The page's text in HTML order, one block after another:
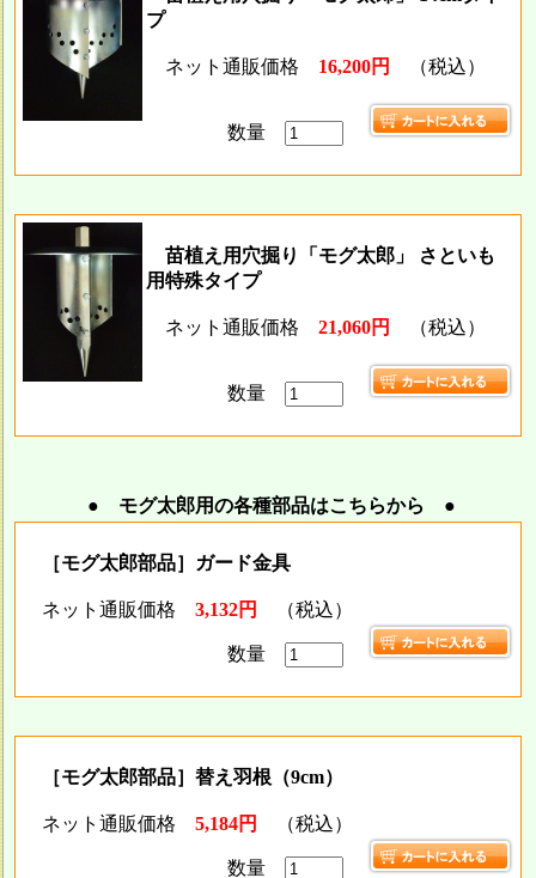
プ
ネット通販価格 16,200円 （税込）
数量
苗植え用穴掘り「モグ太郎」 さといも
用特殊タイプ
ネット通販価格 21,060円 （税込）
数量
● モグ太郎用の各種部品はこちらから ●
［モグ太郎部品］ガード金具
ネット通販価格 3,132円 （税込）
数量
［モグ太郎部品］替え羽根（9cm）
ネット通販価格 5,184円 （税込）
数量